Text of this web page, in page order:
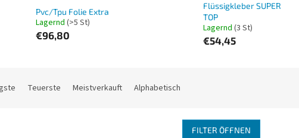
Pvc/Tpu Folie Extra
Lagernd (>5 St)
€96,80
Flüssigkleber SUPER
TOP
Lagernd (3 St)
€54,45
Teuerste Meistverkauft Alphabetisch
FILTER ÖFFNEN